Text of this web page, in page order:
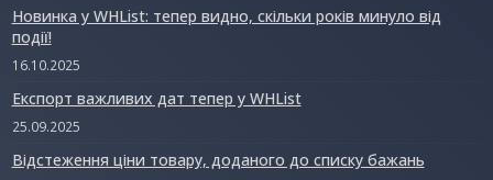
Новинка у WHList: тепер видно, скільки років минуло від
події!
16.10.2025
Експорт важливих дат тепер у WHList
25.09.2025
Відстеження ціни товару, доданого до списку бажань